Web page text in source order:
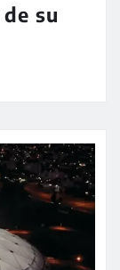
su